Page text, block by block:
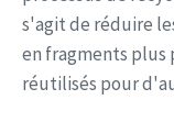
s'agit de réduire
en fragments
réutilisés pour